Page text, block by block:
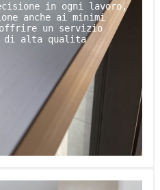
in ogni lavoro,
anche ai minimi
un servizio
di alta qualita